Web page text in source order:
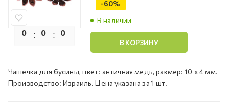
0 0 0
В наличии
-60%
В КОРЗИНУ
Чашечка для бусины, цвет: античная медь, размер: 10 х 4 мм.
Производство: Израиль. Цена указана за 1 шт.